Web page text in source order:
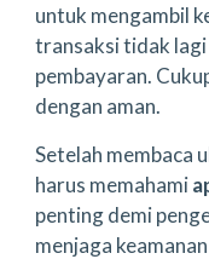
untuk mengambil
transaksi tidak lagi
pembayaran.
dengan aman.
Setelah membaca
harus memahami
penting demi
menjaga